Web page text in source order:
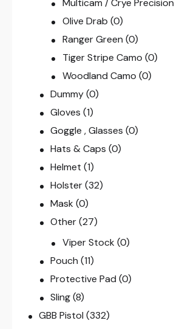
Multicam / Crye Precision
Olive Drab (0)
Ranger Green (0)
Tiger Stripe Camo (0)
Woodland Camo (0)
Dummy (0)
Gloves (1)
Goggle , Glasses (0)
Hats & Caps (0)
Helmet (1)
Holster (32)
Mask (0)
Other (27)
Viper Stock (0)
Pouch (11)
Protective Pad (0)
Sling (8)
GBB Pistol (332)